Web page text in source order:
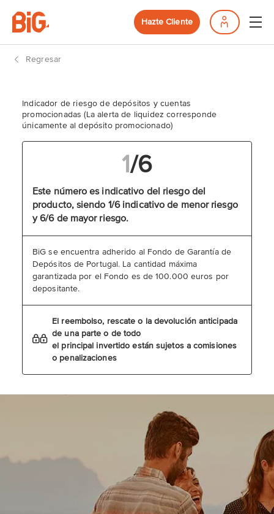
Hazte Cliente
Regresar
Indicador de riesgo de depósitos y cuentas
promocionadas (La alerta de liquidez corresponde
únicamente al depósito promocionado)
1/6
Este número es indicativo del riesgo del
producto, siendo 1/6 indicativo de menor riesgo
y 6/6 de mayor riesgo.
BiG se encuentra adherido al Fondo de Garantía de
Depósitos de Portugal. La cantidad máxima
garantizada por el Fondo es de 100.000 euros por
depositante.
El reembolso, rescate o la devolución anticipada
de una parte o de todo
el principal invertido están sujetos a comisiones
o penalizaciones